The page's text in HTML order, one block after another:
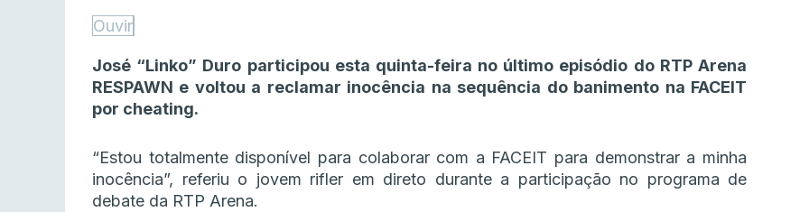
Ouvir
José “Linko” Duro participou esta quinta-feira no último episódio do RTP Arena
RESPAWN e voltou a reclamar inocência na sequência do banimento na FACEIT
por cheating.
“Estou totalmente disponível para colaborar com a FACEIT para demonstrar a minha
inocência”, referiu o jovem rifler em direto durante a participação no programa de
debate da RTP Arena.